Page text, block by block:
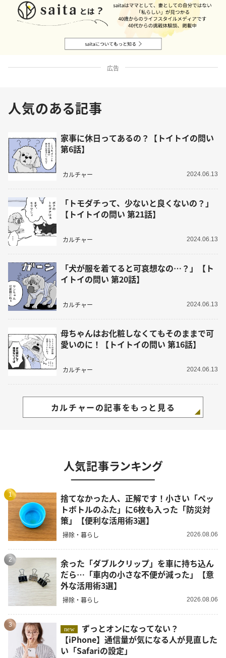
広告
人気のある記事
家事に休日ってあるの？【トイトイの問い
第6話】
カルチャー 2024.06.13
「トモダチって、少ないと良くないの？」
【トイトイの問い 第21話】
カルチャー 2024.06.13
「犬が服を着てると可哀想なの…？」【ト
イトイの問い 第20話】
カルチャー 2024.06.13
母ちゃんはお化粧しなくてもそのままで可
愛いのに！【トイトイの問い 第16話】
カルチャー 2024.06.13
カルチャーの記事をもっと見る
人気記事ランキング
1
捨てなかった人、正解です！小さい「ペッ
トボトルのふた」に6枚も入った「防災対
策」【便利な活用術3選】
掃除・暮らし 2026.08.06
2
余った「ダブルクリップ」を車に持ち込ん
だら…「車内の小さな不便が減った」【意
外な活用術3選】
掃除・暮らし 2026.08.06
3
new
【iPhone】通信量が気になる人が見直した
い「Safariの設定」